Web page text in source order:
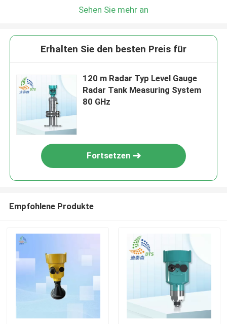
Sehen Sie mehr an
Erhalten Sie den besten Preis für
120 m Radar Typ Level Gauge
Radar Tank Measuring System
80 GHz
Fortsetzen
Empfohlene Produkte